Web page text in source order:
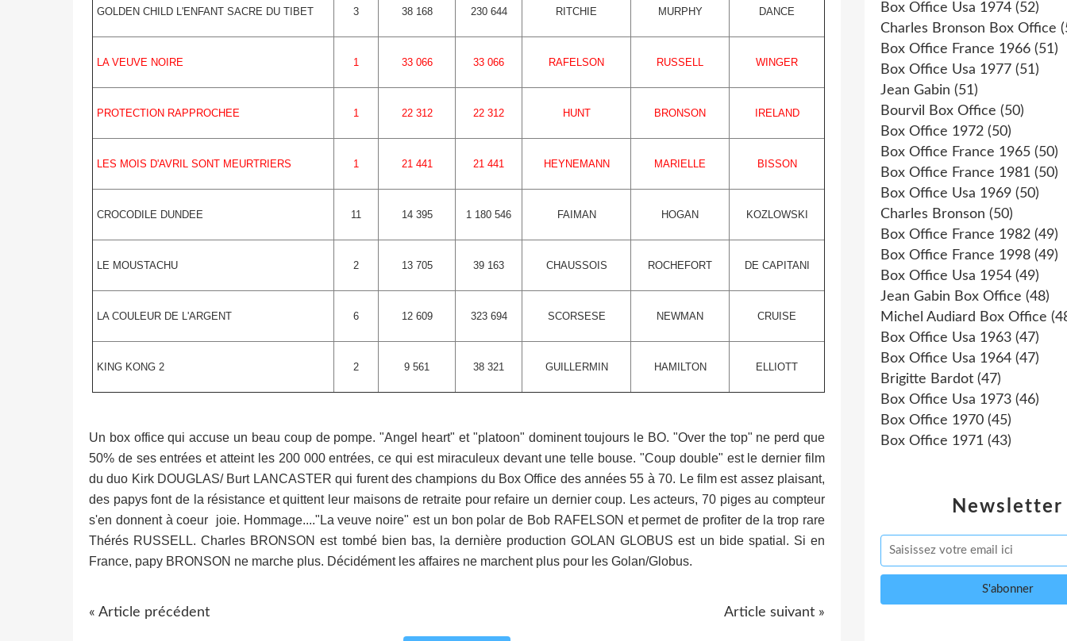
GOLDEN CHILD L'ENFANT SACRE DU TIBET 3 38 168 230 644 RITCHIE MURPHY DANCE
LA VEUVE NOIRE 1 33 066 33 066 RAFELSON RUSSELL WINGER
PROTECTION RAPPROCHEE 1 22 312 22 312 HUNT BRONSON IRELAND
LES MOIS D'AVRIL SONT MEURTRIERS 1 21 441 21 441 HEYNEMANN MARIELLE BISSON
CROCODILE DUNDEE 11 14 395 1 180 546 FAIMAN HOGAN KOZLOWSKI
LE MOUSTACHU 2 13 705 39 163 CHAUSSOIS ROCHEFORT DE CAPITANI
LA COULEUR DE L'ARGENT 6 12 609 323 694 SCORSESE NEWMAN CRUISE
KING KONG 2 2 9 561 38 321 GUILLERMIN HAMILTON ELLIOTT
Un box office qui accuse un beau coup de pompe. "Angel heart" et "platoon" dominent toujours le BO. "Over the top" ne perd que
50% de ses entrées et atteint les 200 000 entrées, ce qui est miraculeux devant une telle bouse. "Coup double" est le dernier film
du duo Kirk DOUGLAS/ Burt LANCASTER qui furent des champions du Box Office des années 55 à 70. Le film est assez plaisant,
des papys font de la résistance et quittent leur maisons de retraite pour refaire un dernier coup. Les acteurs, 70 piges au compteur
s'en donnent à coeur joie. Hommage...."La veuve noire" est un bon polar de Bob RAFELSON et permet de profiter de la trop rare
Thérés RUSSELL. Charles BRONSON est tombé bien bas, la dernière production GOLAN GLOBUS est un bide spatial. Si en
France, papy BRONSON ne marche plus. Décidément les affaires ne marchent plus pour les Golan/Globus.
« Article précédent Article suivant »
Newsletter
Box Office Usa 1974 (52)
Charles Bronson Box Office
Box Office France 1966 (51)
Box Office Usa 1977 (51)
Jean Gabin (51)
Bourvil Box Office (50)
Box Office 1972 (50)
Box Office France 1965 (50)
Box Office France 1981 (50)
Box Office Usa 1969 (50)
Charles Bronson (50)
Box Office France 1982 (49)
Box Office France 1998 (49)
Box Office Usa 1954 (49)
Jean Gabin Box Office (48)
Michel Audiard Box Office
Box Office Usa 1963 (47)
Box Office Usa 1964 (47)
Brigitte Bardot (47)
Box Office Usa 1973 (46)
Box Office 1970 (45)
Box Office 1971 (43)